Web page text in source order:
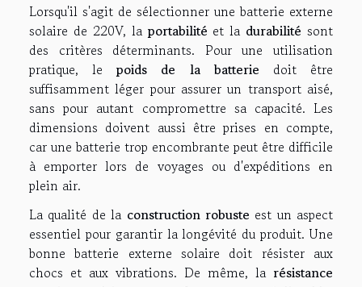
Lorsqu'il s'agit de sélectionner une batterie externe
solaire de 220V, la portabilité et la durabilité sont
des critères déterminants. Pour une utilisation
pratique, lepoids de la batterie doit être
suffisamment léger pour assurer un transport aisé,
sans pour autant compromettre sa capacité. Les
dimensions doivent aussi être prises en compte,
car une batterie trop encombrante peut être difficile
à emporter lors de voyages ou d'expéditions en
plein air.
La qualité de la construction robuste est un aspect
essentiel pour garantir la longévité du produit. Une
bonne batterie externe solaire doit résister aux
chocs et aux vibrations. De même, la résistance